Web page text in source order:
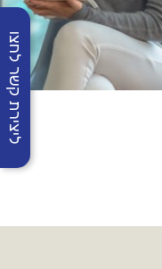
ליצירת קשר לחצו